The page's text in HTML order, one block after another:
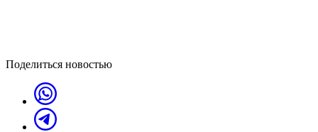
Поделиться новостью